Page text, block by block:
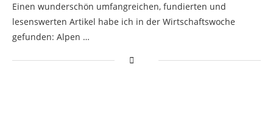
Einen wunderschön umfangreichen, fundierten und
lesenswerten Artikel habe ich in der Wirtschaftswoche
gefunden: Alpen …